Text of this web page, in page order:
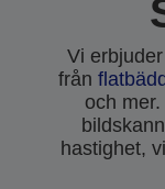
Vi
från
och
hastighet,